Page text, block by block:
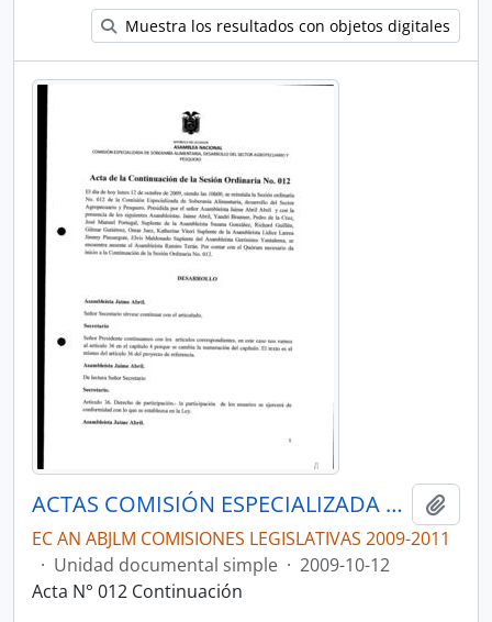
Muestra los resultados con objetos digitales
ACTAS COMISIÓN ESPECIALIZADA DE SOBERANÍA ALIMENTARIA, DESARROLLO DEL SECTOR AGROPECUARIO Y PESQUERO.
EC AN ABJLM COMISIONES LEGISLATIVAS 2009-2011
· Unidad documental simple · 2009-10-12
Acta N° 012 Continuación